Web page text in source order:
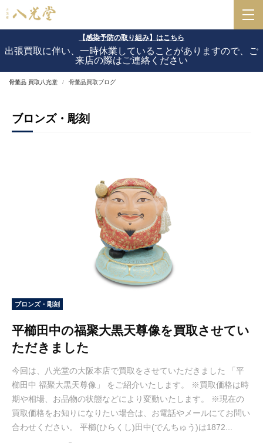
【感染予防の取り組み】はこちら
出張買取に伴い、一時休業していることがありますので、ご
来店の際はご連絡ください
骨董品 買取八光堂 骨董品買取ブログ
ブロンズ・彫刻
ブロンズ・彫刻
平櫛田中の福聚大黒天尊像を買取させてい
ただきました
今回は、八光堂の大阪本店で買取をさせていただきました 「平
櫛田中 福聚大黒天尊像」 をご紹介いたします。 ※買取価格は時
期や相場、お品物の状態などにより変動いたします。 ※現在の
買取価格をお知りになりたい場合は、お電話やメールにてお問い
合わせください。 平櫛(ひらくし)田中(でんちゅう)は1872...